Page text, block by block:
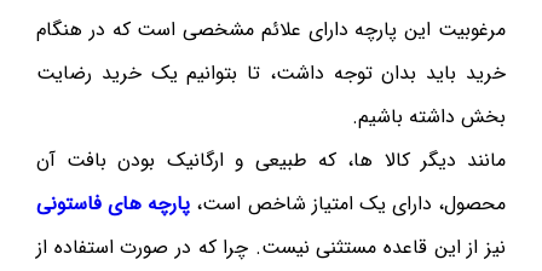
مرغوبیت این پارچه دارای علائم مشخصی است که در هنگام
خرید باید بدان توجه داشت، تا بتوانیم یک خرید رضایت
بخش داشته باشیم.
مانند دیگر کالا ها، که طبیعی و ارگانیک بودن بافت آن
محصول، دارای یک امتیاز شاخص است، پارچه های فاستونی
نیز از این قاعده مستثنی نیست. چرا که در صورت استفاده از